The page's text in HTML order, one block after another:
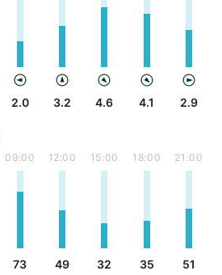
2.0 3.2 4.6 4.1 2.9
09:00
73
12:00
49
15:00
32
18:00
35
21:00
51